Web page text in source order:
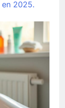
2025.